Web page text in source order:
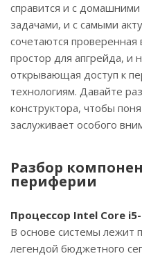
справится и с
задачами, и с самыми
сочетаются
простор для апгрейда, и
открывающая доступ к
технологиям. Давайте
конструктора, чтобы
заслуживает особого
Разбор
периферии
Процессор Intel Core i5-
В основе системы лежит
легендой бюджетного